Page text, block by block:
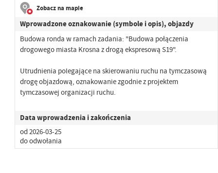
Zobacz na mapie
Wprowadzone oznakowanie (symbole i opis), objazdy
Budowa ronda w ramach zadania: "Budowa połączenia
drogowego miasta Krosna z drogą ekspresową S19".
Utrudnienia polegające na skierowaniu ruchu na tymczasową
drogę objazdową, oznakowanie zgodnie z projektem
tymczasowej organizacji ruchu.
Data wprowadzenia i zakończenia
od 2026-03-25
do odwołania